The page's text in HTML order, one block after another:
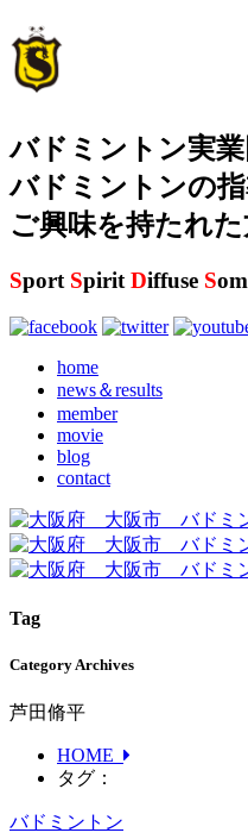
バドミントン実業
バドミントンの
ご興味を持たれ
Sport Spirit Diffuse S
home
news＆results
member
movie
blog
contact
Tag
Category Archives
芦田脩平
HOME
タグ：
バドミントン